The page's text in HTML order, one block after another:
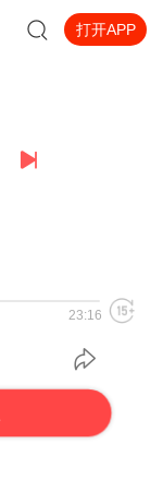
打开APP
23:16